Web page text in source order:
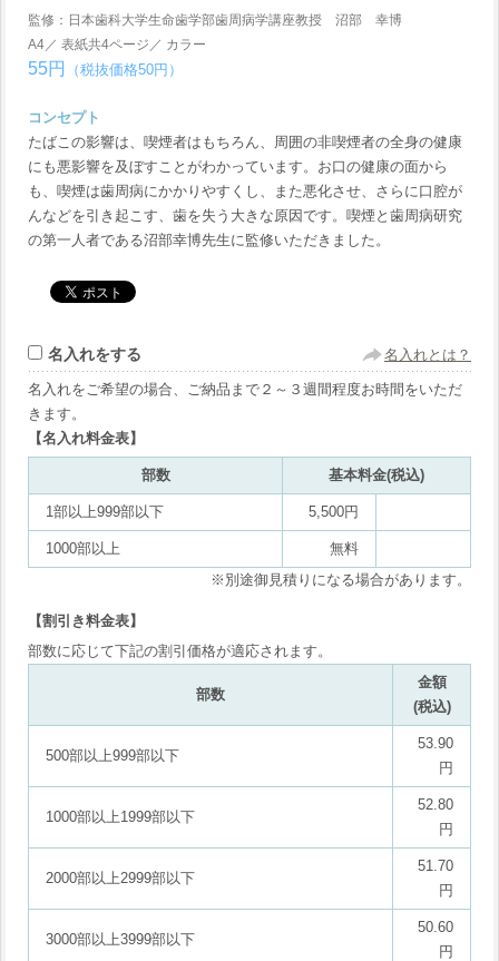
監修：日本歯科大学生命歯学部歯周病学講座教授 沼部 幸博
A4／ 表紙共4ページ／ カラー
55円 （税抜価格50円）
コンセプト
たばこの影響は、喫煙者はもちろん、周囲の非喫煙者の全身の健康
にも悪影響を及ぼすことがわかっています。お口の健康の面から
も、喫煙は歯周病にかかりやすくし、また悪化させ、さらに口腔が
んなどを引き起こす、歯を失う大きな原因です。喫煙と歯周病研究
の第一人者である沼部幸博先生に監修いただきました。
名入れをする 名入れとは？
名入れをご希望の場合、ご納品まで２～３週間程度お時間をいただ
きます。
【名入れ料金表】
部数 基本料金(税込)
1部以上999部以下 5,500円
1000部以上
無料
※別途御見積りになる場合があります。
【割引き料金表】
部数に応じて下記の割引価格が適応されます。
部数
金額
(税込)
500部以上999部以下
53.90
円
1000部以上1999部以下
52.80
円
2000部以上2999部以下
51.70
円
3000部以上3999部以下
50.60
円